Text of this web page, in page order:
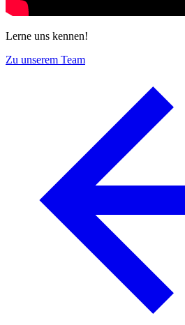
Lerne uns kennen!
Zu unserem Team